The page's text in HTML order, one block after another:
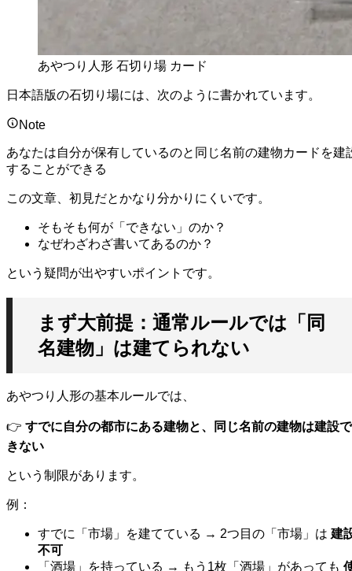
あやつり人形 石切り場 カード
日本語版の石切り場には、次のように書かれています。
Note
あなたは自分が保有しているのと同じ名前の建物カードを建
することができる
この文章、初見だとかなり分かりにくいです。
そもそも何が「できない」のか？
なぜわざわざ書いてあるのか？
という疑問が出やすいポイントです。
まず大前提：通常ルールでは「同
名建物」は建てられない
あやつり人形の基本ルールでは、
👉 すでに自分の都市にある建物と、同じ名前の建物は建設で
きない
という制限があります。
例：
すでに「市場」を建てている → 2つ目の「市場」は 建
不可
「酒場」を持っている → もう1枚「酒場」があっても